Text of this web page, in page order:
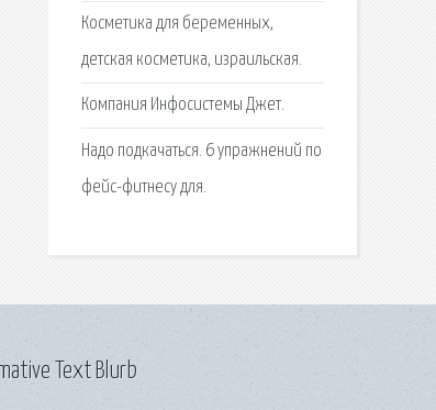
Косметика для беременных,
детская косметика, израильская.
Компания Инфосистемы Джет.
Надо подкачаться. 6 упражнений по
фейс-фитнесу для.
Text Blurb